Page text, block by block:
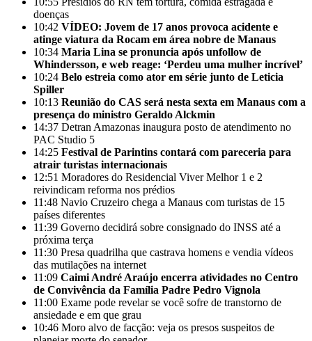
doenças
10:42 VÍDEO: Jovem de 17 anos provoca acidente e
atinge viatura da Rocam em área nobre de Manaus
10:34 Maria Lina se pronuncia após unfollow de
Whindersson, e web reage: ‘Perdeu uma mulher incrível’
10:24 Belo estreia como ator em série junto de Leticia
Spiller
10:13 Reunião do CAS será nesta sexta em Manaus com a
presença do ministro Geraldo Alckmin
14:37 Detran Amazonas inaugura posto de atendimento no
PAC Studio 5
14:25 Festival de Parintins contará com pareceria para
atrair turistas internacionais
12:51 Moradores do Residencial Viver Melhor 1 e 2
reivindicam reforma nos prédios
11:48 Navio Cruzeiro chega a Manaus com turistas de 15
países diferentes
11:39 Governo decidirá sobre consignado do INSS até a
próxima terça
11:30 Presa quadrilha que castrava homens e vendia vídeos
das mutilações na internet
11:09 Caimi André Araújo encerra atividades no Centro
de Convivência da Família Padre Pedro Vignola
11:00 Exame pode revelar se você sofre de transtorno de
ansiedade e em que grau
10:46 Moro alvo de facção: veja os presos suspeitos de